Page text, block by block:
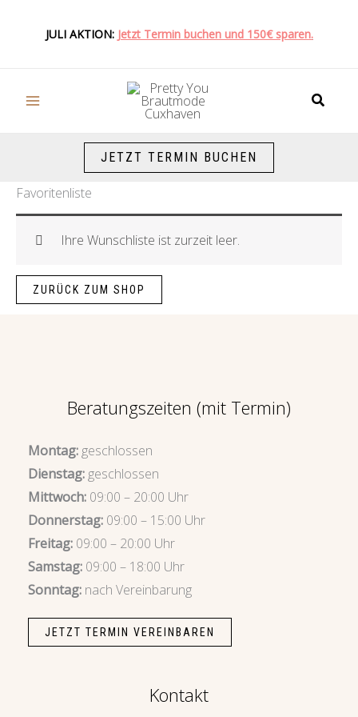
JULI AKTION: Jetzt Termin buchen und 150€ sparen.
JETZT TERMIN BUCHEN
Favoritenliste
Ihre Wunschliste ist zurzeit leer.
ZURÜCK ZUM SHOP
Beratungszeiten (mit Termin)
Montag: geschlossen
Dienstag: geschlossen
Mittwoch: 09:00 – 20:00 Uhr
Donnerstag: 09:00 – 15:00 Uhr
Freitag: 09:00 – 20:00 Uhr
Samstag: 09:00 – 18:00 Uhr
Sonntag: nach Vereinbarung
JETZT TERMIN VEREINBAREN
Kontakt